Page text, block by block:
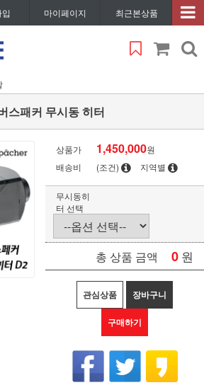
마이페이지 최근본상품
스패커 무시동 히터
상품가 1,450,000원
배송비
(조건) 지역별
무시동히
터 선택
총 상품 금액 0 원
관심상품 장바구니
구매하기